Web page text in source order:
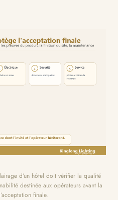
d’un hôtel doit vérifier la qualité
destinée aux opérateurs avant la
finale.